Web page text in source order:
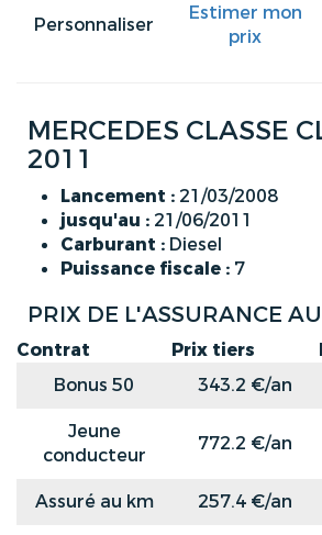
Personnaliser
Estimer mon
prix
MERCEDES CLASSE
2011
Lancement : 21/03/2008
jusqu'au : 21/06/2011
Carburant : Diesel
Puissance fiscale : 7
PRIX DE L'ASSURANCE
Contrat Prix tiers
Bonus 50
343.2 €/an
Jeune
conducteur
772.2 €/an
Assuré au km 257.4 €/an